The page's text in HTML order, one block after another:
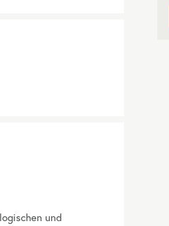
und